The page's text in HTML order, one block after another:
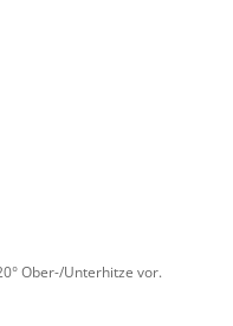
Ober-/Unterhitze vor.